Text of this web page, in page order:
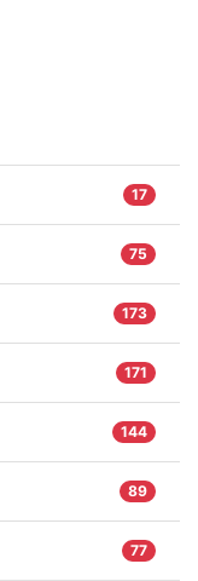
17
75
173
171
144
89
77